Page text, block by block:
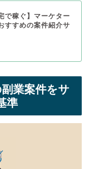
で稼ぐ】マーケター
すすめの案件紹介サ
業案件をサ
準